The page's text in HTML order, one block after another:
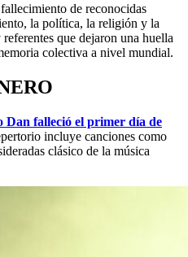
de reconocidas
la política, la religión y la
que dejaron una huella
colectiva a nivel mundial.
Dan falleció el primer día de
incluye canciones como
clásico de la música